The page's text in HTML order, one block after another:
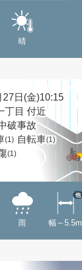
晴
27日(金)10:15
丁目 付近
破事故
(1) 自転車(1)
(1)
雨 幅～5.5m
他